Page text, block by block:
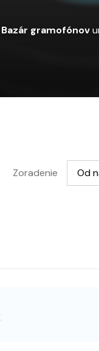
Bazár gramofónov
Zoradenie Od